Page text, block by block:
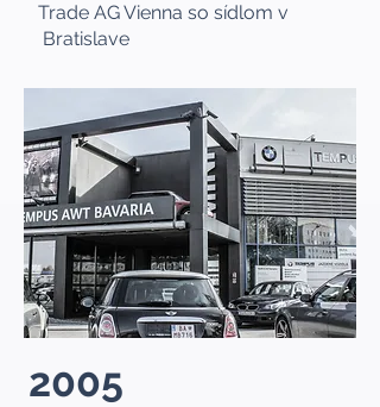
Trade AG Vienna so sídlom v
Bratislave
2005